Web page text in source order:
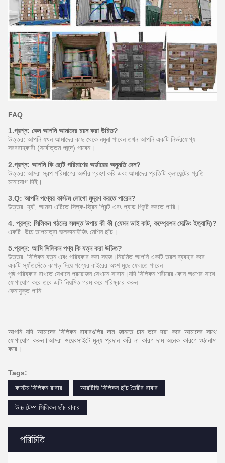
পরিচিতি
FAQ
1.প্রশ্ন: কেন আপনি আমাদের চয়ন করা উচিত?
উত্তর: আপনি যখন আমাদের কাছ থেকে নমুনা পাবেন তখন আপনি একটি নির্ভরযোগ্য
সরবরাহকারী (সর্বোত্তম পছন্দ) পাবেন।
2.প্রশ্ন: আপনি কি ছোট পরিমাণের অর্ডারের অনুমতি দেন?
উত্তর: আমরা স্বল্প পরিমাণের অর্ডার গ্রহণ করি এবং আমাদের প্রতিটি ক্লায়েন্টের প্রতি
মনোযোগ দিই।
3.Q: আপনি পণ্যের কাস্টম লোগো মুদ্রণ করতে পারেন?
উত্তর: হ্যাঁ, আমরা এটিতে সিল্ক-স্ক্রিন প্রিন্ট এবং প্যাড প্রিন্ট করতে পারি।
4. প্রশ্ন: সিলিকন গঠনের সমস্ত উপায় কী কী (যেমন ডাই কাট, কম্প্রেশন মোল্ডিং ইত্যাদি)?
একটি: উচ্চ তাপমাত্রা ভলকানাইজিং মেশিন ছাঁচ।
5.প্রশ্ন: আমি সিলিকন পণ্য কি যত্ন করা উচিত?
উত্তর: সিলিকন যত্ন এবং পরিষ্কার করা সহজ।নিয়মিত আপনি একটি তরল ব্যবহার করে
একটি স্যাঁতসেঁতে কাপড় দিয়ে পণ্যের বাইরের অংশ মুছে ফেলতে পারেন
পৃষ্ঠ পরিষ্কার রাখতে যেখানে প্রয়োজন সেখানে সাবান।যদি সিলিকন শরীরের কোন অংশের সাথে
যোগাযোগ করে তবে এটি নিয়মিত গরম করে পরিষ্কার করুন
ফেনাযুক্ত পানি.
আপনি যদি আমাদের সিলিকন রাবারগুলির দাম জানতে চান তবে দয়া করে আমাদের সাথে
যোগাযোগ করুন।আমরা ওয়েবসাইটে মূল্য প্রদান করি না কারণ দাম অনেক কারণে ওঠানামা
করে।
Tags:
কাস্টম সিলিকন রাবার
আরটিভি সিলিকন ছাঁচ তৈরীর রাবার
উচ্চ টেম্প সিলিকন ছাঁচ রাবার